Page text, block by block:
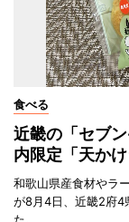
食べる
近畿の「セブ
内限定「天か
和歌山県産食材やラ
が8月4日、近畿2府4
た。